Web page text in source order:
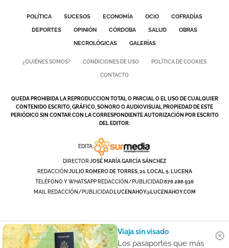
POLÍTICA SUCESOS ECONOMÍA OCIO
COFRADÍAS
DEPORTES
OPINIÓN CÓRDOBA SALUD
OBRAS
NECROLÓGICAS
GALERÍAS
¿QUIÉNES SOMOS? CONDICIONES DE USO POLÍTICA DE COOKIES
CONTACTO
QUEDA PROHIBIDA LA REPRODUCCION TOTAL O PARCIAL O EL USO DE CUALQUIER
CONTENIDO ESCRITO, GRÁFICO, SONORO O AUDIOVISUAL PROPIEDAD DE ESTE
PERIÓDICO SIN CONTAR CON LA CORRESPONDIENTE AUTORIZACIÓN POR ESCRITO
DEL EDITOR.
EDITA:
DIRECTOR:JOSÉ MARÍA GARCÍA SÁNCHEZ
REDACCIÓN:JULIO ROMERO DE TORRES, 21. LOCAL 5. LUCENA
TELÉFONO Y WHATSAPP REDACCIÓN/PUBLICIDAD:676 286 936
MAIL REDACCIÓN/PUBLICIDAD:LUCENAHOY@LUCENAHOY.COM
Viaja sin visado
Los pasaportes que más